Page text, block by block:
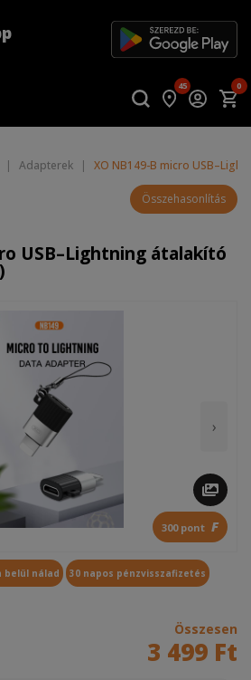
45 0
| Adapterek | XO NB149-B micro
Összehasonlítás
USB–Lightning átalakító
›
300 pont F
belül nálad 30 napos pénzvisszafizetés
Összesen
3 499 Ft